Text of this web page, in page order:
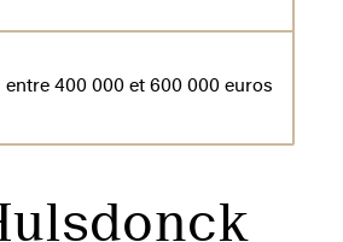
entre 400 000 et 600 000 euros